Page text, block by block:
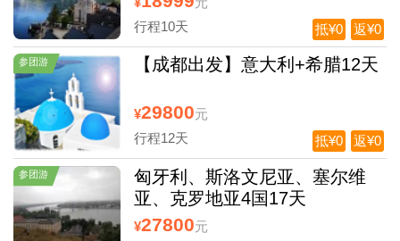
行程10天
返¥0
抵¥0
参团游 【成都出发】意大利+希腊12天
¥29800元
行程12天
返¥0
抵¥0
参团游
匈牙利、斯洛文尼亚、塞尔维
亚、克罗地亚4国17天
¥27800元